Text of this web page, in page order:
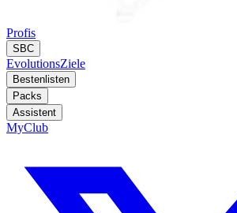
Profis
SBC
EvolutionsZiele
Bestenlisten
Packs
Assistent
MyClub